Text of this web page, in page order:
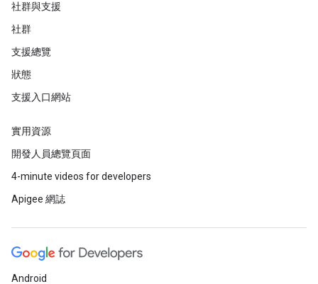
社群與支援
社群
支援總覽
狀態
支援入口網站
實用資源
開發人員總覽頁面
4-minute videos for developers
Apigee 網誌
Android